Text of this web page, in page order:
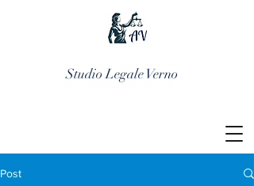
Studio Legale Verno
Post